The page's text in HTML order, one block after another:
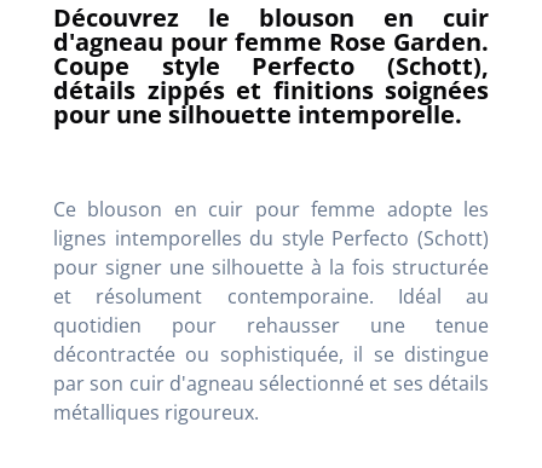
Découvrez le blouson en cuir
d'agneau pour femme Rose Garden.
Coupe style Perfecto (Schott),
détails zippés et finitions soignées
pour une silhouette intemporelle.
Ce blouson en cuir pour femme adopte les
lignes intemporelles du style Perfecto (Schott)
pour signer une silhouette à la fois structurée
et résolument contemporaine. Idéal au
quotidien pour rehausser une tenue
décontractée ou sophistiquée, il se distingue
par son cuir d'agneau sélectionné et ses détails
métalliques rigoureux.